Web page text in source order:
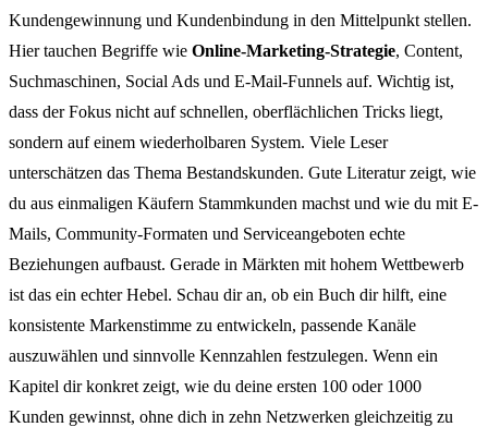
Kundengewinnung und Kundenbindung in den Mittelpunkt stellen.
Hier tauchen Begriffe wie Online-Marketing-Strategie, Content,
Suchmaschinen, Social Ads und E-Mail-Funnels auf. Wichtig ist,
dass der Fokus nicht auf schnellen, oberflächlichen Tricks liegt,
sondern auf einem wiederholbaren System. Viele Leser
unterschätzen das Thema Bestandskunden. Gute Literatur zeigt, wie
du aus einmaligen Käufern Stammkunden machst und wie du mit E-
Mails, Community-Formaten und Serviceangeboten echte
Beziehungen aufbaust. Gerade in Märkten mit hohem Wettbewerb
ist das ein echter Hebel. Schau dir an, ob ein Buch dir hilft, eine
konsistente Markenstimme zu entwickeln, passende Kanäle
auszuwählen und sinnvolle Kennzahlen festzulegen. Wenn ein
Kapitel dir konkret zeigt, wie du deine ersten 100 oder 1000
Kunden gewinnst, ohne dich in zehn Netzwerken gleichzeitig zu